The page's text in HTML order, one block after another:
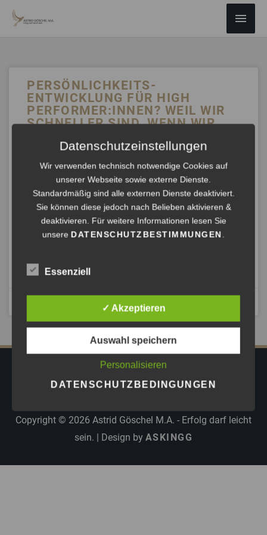
INHALT
PERSÖNLICHKEITS-
ENTWICKLUNG FÜR HIGH
PERFORMER:INNEN? WEIL WIR
SCHNELLER SIND, WENN WIR
GENAU WAS TUN UND AUCH
LASSEN.
„Wie Sie Ihre Leistungsfähigkeit als Highperformer:in
durch gezielte Potentialentfaltung steigern. Intrinsische
Motivation als Motor entdecken – Freude am Gas geben
geht leicht für den, der weiß was er warum, wie genau
gerne tut.
ANHÖREN »
Copyright © 2026 Astrid Göschel M.A. - Erfolg darf leicht
sein. | Design by ASKINGG
Datenschutzeinstellungen
Wir verwenden technisch notwendige Cookies auf
unserer Webseite sowie externe Dienste.
Standardmäßig sind alle externen Dienste deaktiviert.
Sie können diese jedoch nach Belieben aktivieren &
deaktivieren. Für weitere Informationen lesen Sie
unsereDATENSCHUTZBESTIMMUNGEN.
Essenziell
✓ Akzeptieren
Auswahl speichern
Personalisieren
DATENSCHUTZBEDINGUNGEN